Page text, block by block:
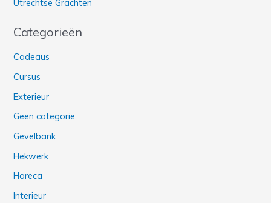
Utrechtse Grachten
Categorieën
Cadeaus
Cursus
Exterieur
Geen categorie
Gevelbank
Hekwerk
Horeca
Interieur